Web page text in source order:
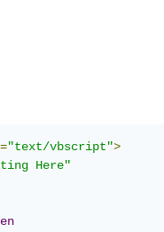
="text/vbscript">
Here"